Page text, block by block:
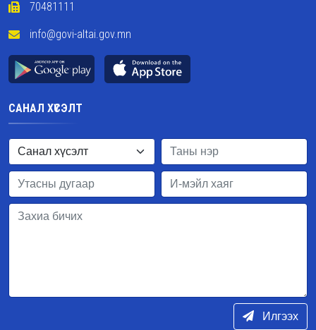
70481111
info@govi-altai.gov.mn
САНАЛ ХҮСЭЛТ
Илгээх